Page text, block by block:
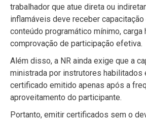
trabalhador que atue direta ou
inflamáveis deve receber
conteúdo programático mínimo, carga
comprovação de participação efetiva.
Além disso, a NR ainda exige que a
ministrada por instrutores habilitados
certificado emitido apenas após a
aproveitamento do participante.
Portanto, emitir certificados sem o